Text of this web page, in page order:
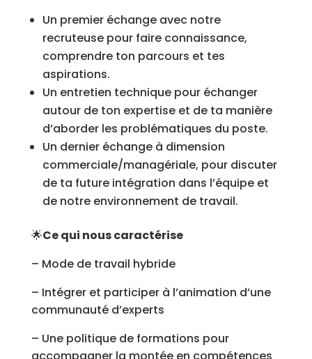
Un premier échange avec notre
recruteuse pour faire connaissance,
comprendre ton parcours et tes
aspirations.
Un entretien technique pour échanger
autour de ton expertise et de ta manière
d’aborder les problématiques du poste.
Un dernier échange à dimension
commerciale/managériale, pour discuter
de ta future intégration dans l’équipe et
de notre environnement de travail.
🌟Ce qui nous caractérise
– Mode de travail hybride
– Intégrer et participer à l’animation d’une
communauté d’experts
– Une politique de formations pour